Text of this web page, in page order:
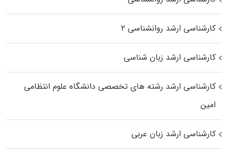
کارشناسی ارشد روانشناسی ۲
کارشناسی ارشد زبان شناسی
کارشناسی ارشد رﺷﺘﻪ ﻫﺎی تخصصی داﻧﺸﮕﺎه ﻋﻠﻮم انتظامی
اﻣﻴﻦ
کارشناسی ارشد زبان عربی